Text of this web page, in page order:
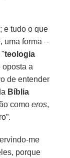
e tudo o que
uma forma –
"teologia
oposta a
de entender
Bíblia
comoeros,
me
porque